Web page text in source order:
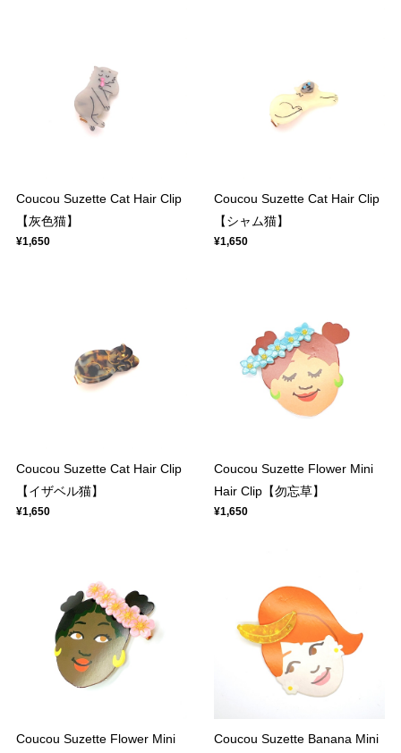
Coucou Suzette Cat Hair Clip
【灰色猫】
¥1,650
Coucou Suzette Cat Hair Clip
【シャム猫】
¥1,650
Coucou Suzette Cat Hair Clip
【イザベル猫】
¥1,650
Coucou Suzette Flower Mini
Hair Clip【勿忘草】
¥1,650
Coucou Suzette Flower Mini
Coucou Suzette Banana Mini